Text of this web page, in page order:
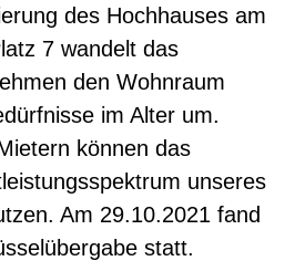
des Hochhauses am
7 wandelt das
den Wohnraum
im Alter um.
können das
unseres
Am 29.10.2021 fand
statt.